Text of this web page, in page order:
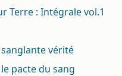
Terre : Intégrale vol.1
vérité
pacte du sang